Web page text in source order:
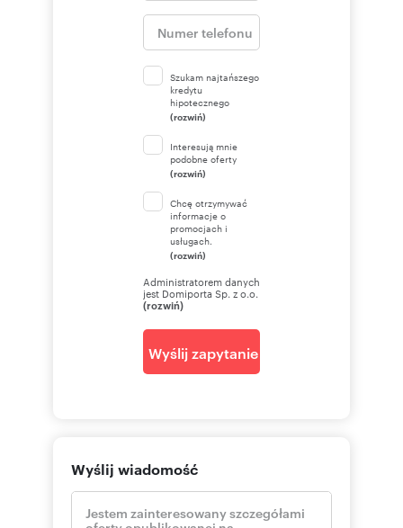
Szukam najtańszego
kredytu
hipotecznego
(rozwiń)
Interesują mnie
podobne oferty
(rozwiń)
Chcę otrzymywać
informacje o
promocjach i
usługach.
(rozwiń)
Administratorem danych
jest Domiporta Sp. z o.o.
(rozwiń)
Wyślij zapytanie
Wyślij wiadomość